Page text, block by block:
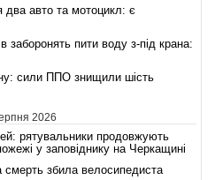
два авто та мотоцикл: є
заборонять пити воду з-під крана:
сили ППО знищили шість
2026
рятувальники продовжують
у заповіднику на Черкащині
смерть збила велосипедиста